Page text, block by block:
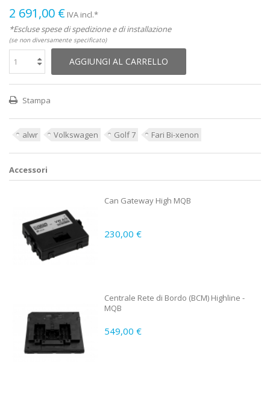
2 691,00 € IVA incl.*
*Escluse spese di spedizione e di installazione
(se non diversamente specificato)
AGGIUNGI AL CARRELLO
Stampa
alwr Volkswagen Golf 7 Fari Bi-xenon
Accessori
Can Gateway High MQB
230,00 €
Centrale Rete di Bordo (BCM) Highline -
MQB
549,00 €